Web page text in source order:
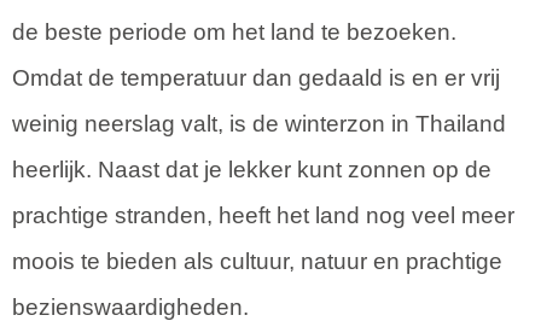
de beste periode om het land te bezoeken.
Omdat de temperatuur dan gedaald is en er vrij
weinig neerslag valt, is de winterzon in Thailand
heerlijk. Naast dat je lekker kunt zonnen op de
prachtige stranden, heeft het land nog veel meer
moois te bieden als cultuur, natuur en prachtige
bezienswaardigheden.